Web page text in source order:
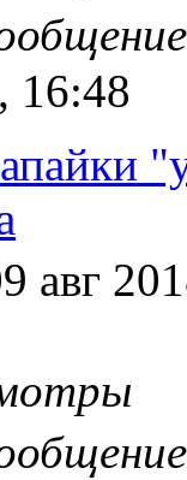
16:48
авг